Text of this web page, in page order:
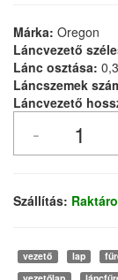
Márka: Oregon
Láncvezető
Lánc osztása:
Láncszemek
Láncvezető
Szállítás:
vezető lap